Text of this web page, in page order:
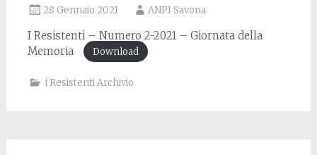
28 Gennaio 2021 ANPI Savona
I Resistenti – Numero 2-2021 – Giornata della
Memoria
Download
i Resistenti Archivio